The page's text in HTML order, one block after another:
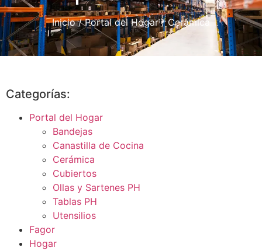
Inicio/Portal del Hogar/ Cerámica
Categorías:
Portal del Hogar
Bandejas
Canastilla de Cocina
Cerámica
Cubiertos
Ollas y Sartenes PH
Tablas PH
Utensilios
Fagor
Hogar